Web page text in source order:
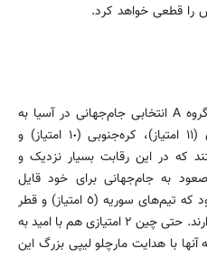
را قطعی خواهد کرد.
با یک نگاه کلی به جدول رده‌بندی گروه A انتخابی جام‌جهانی در آسیا به
خوبی متوجه خواهید شد که ایران (١١ امتیاز)، کره‌جنوبی (١٠ امتیاز) و
هستند که در این رقابت بسیار نزدیک و
به جام‌جهانی برای خود قایل
هستند؛ اما قضیه وقتی جالب می‌شود که تیم‌های سوریه (٥ امتیاز) و قطر
(٤ امتیاز) هم بشدت به صعود امید دارند. حتی چین ٢ امتیازی هم با امید به
با هدایت مارچلو لیپی بزرگ این